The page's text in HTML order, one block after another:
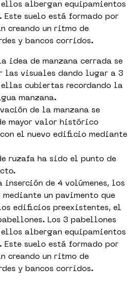
ellos albergan equipamientos
suelo está formado por
creando un ritmo de
y bancos corridos.
idea de manzana cerrada se
las visuales dando lugar a 3
cubiertas recordando la
manzana.
de la manzana se
mayor valor histórico
el nuevo edificio mediante
ruzafa ha sido el punto de
de 4 volúmenes, los
un pavimento que
edificios preexistentes, el
Los 3 pabellones
ellos albergan equipamientos
suelo está formado por
creando un ritmo de
y bancos corridos.